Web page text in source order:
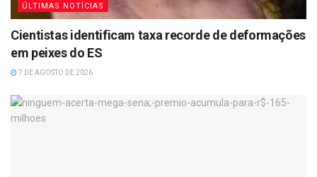
ÚLTIMAS NOTÍCIAS
Cientistas identificam taxa recorde de deformações
em peixes do ES
7 DE AGOSTO DE 2026